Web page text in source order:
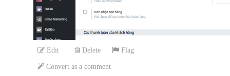
Edit Delete Flag
Convert as a comment